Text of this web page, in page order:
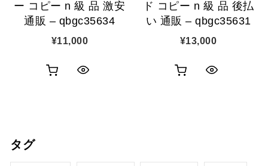
ー コピー n 級 品 激安
通販 – qbgc35634
¥11,000
ド コピー n 級 品 後払
い 通販 – qbgc35631
¥13,000
タグ